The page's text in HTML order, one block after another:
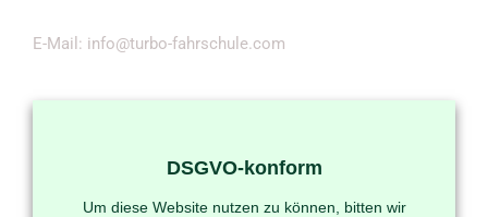
E-Mail: info@turbo-fahrschule.com
DSGVO-konform
Um diese Website nutzen zu können, bitten wir